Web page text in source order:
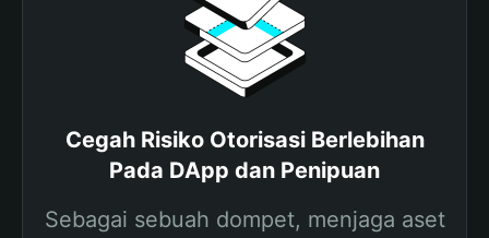
Cegah Risiko Otorisasi Berlebihan
Pada DApp dan Penipuan
Sebagai sebuah dompet, menjaga aset